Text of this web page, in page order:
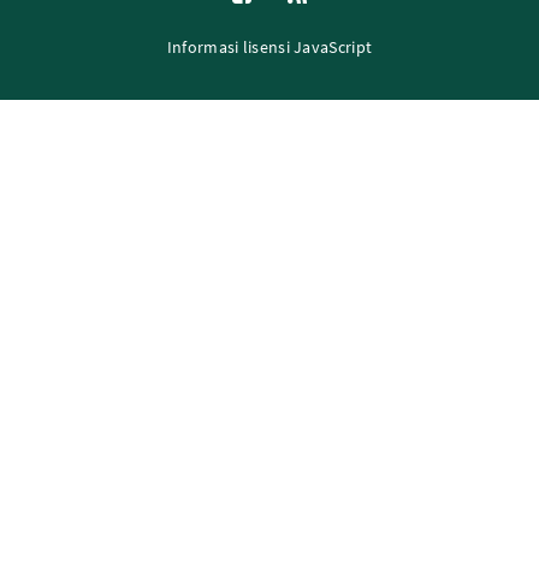
Informasi lisensi JavaScript